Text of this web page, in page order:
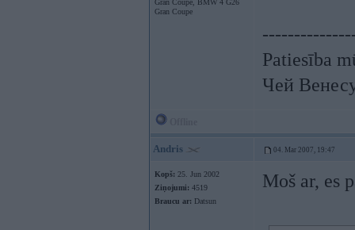
Gran Coupe, BMW 4 G26
Gran Coupe
Patiesība
Чей
Andris 04. Mar 2007, 19:47
Kopš: 25. Jun 2002
Ziņojumi: 4519
Braucu ar: Datsun
Moš ar, es